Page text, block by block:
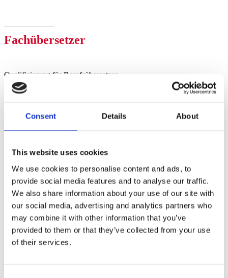
Consent Details About
This website uses cookies
We use cookies to personalise content and ads, to
provide social media features and to analyse our traffic.
We also share information about your use of our site with
our social media, advertising and analytics partners who
may combine it with other information that you’ve
provided to them or that they’ve collected from your use
of their services.
Fachübersetzer
Qualifizierung für Berufsübersetzer
Sich anmelden
Berufliche Ausbilder
Sich anmelden
Sprachdienstpartner
Qualifizierung Sprachdienstpartner